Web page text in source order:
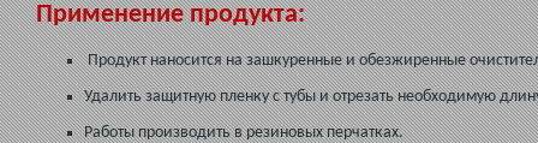
Применение продукта:
Продукт наносится на зашкуренные и обезжиренные
Удалить защитную пленку с тубы и отрезать необходимую
Работы производить в резиновых перчатках.